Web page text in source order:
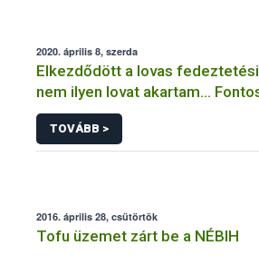
2020. április 8, szerda
Elkezdődött a lovas
nem ilyen lovat akartam…
fedeztetésekkel kapcsolatos
TOVÁBB >
2016. április 28, csütörtök
Tofu üzemet zárt be a NÉBIH